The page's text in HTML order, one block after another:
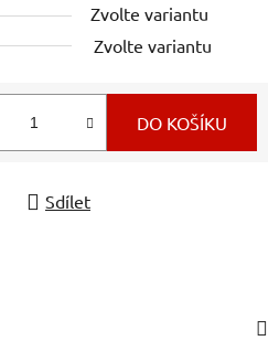
Zvolte variantu
Zvolte variantu
DO KOŠÍKU
Sdílet